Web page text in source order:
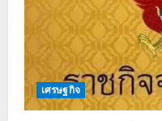
เศรษฐกิจ